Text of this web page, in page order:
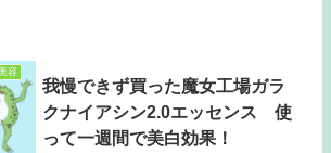
容
我慢できず買った魔女工場ガラ
クナイアシン2.0エッセンス 使
って一週間で美白効果！